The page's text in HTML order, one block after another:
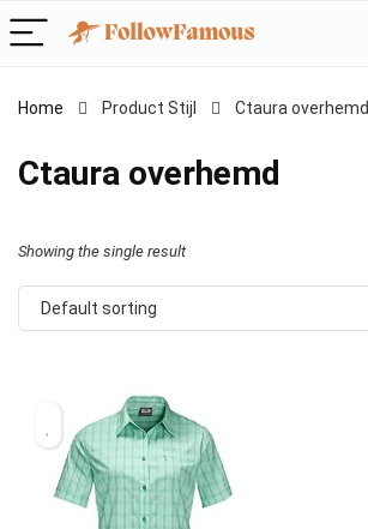
Home Product Stijl ‎Ctaura overhemd
‎Ctaura overhemd
Showing the single result
Default sorting